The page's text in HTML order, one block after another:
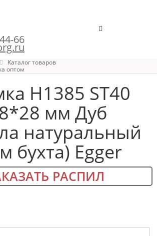
66
Каталог товаров
оптом
H1385 ST40
мм Дуб
натуральный
бухта) Egger
РАСПИЛ